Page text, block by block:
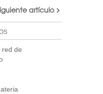
artículo
red de